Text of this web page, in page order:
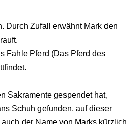
Durch Zufall erwähnt Mark den
Fahle Pferd (Das Pferd des
Sakramente gespendet hat,
Schuh gefunden, auf dieser